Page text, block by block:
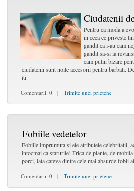
Ciudatenii
Pentru ca moda a
in ceea ce priveste
gandit ca i-au cam
gandit sa-si ia
cam putin bizare
ciudatenii sunt noile accesorii pentru barbati.
iti
Comentarii: 0 | Trimite unei prietene
Fobiile vedetelor
Fobiile imprumuta si ele atributele celebritatii,
intocmai ca starurile! Frica de plante, de
porci, iata cateva dintre cele mai absurde fobii
Comentarii: 0 | Trimite unei prietene